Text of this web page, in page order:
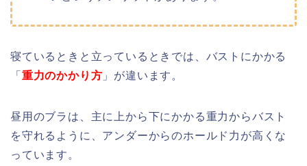
寝ているときと立っているときでは、バストにかかる
「 重力のかかり方 」が違います。
昼用のブラは、主に上から下にかかる重力からバスト
を守れるように、アンダーからのホールド力が高くな
っています。